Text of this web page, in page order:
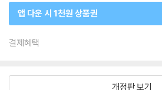
앱 다운 시 1천원 상품권
결제혜택
개정판 보기